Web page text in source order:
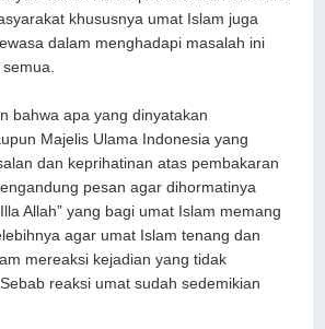
khususnya umat Islam juga
dalam menghadapi masalah ini
bahwa apa yang dinyatakan
Majelis Ulama Indonesia yang
dan keprihatinan atas pembakaran
pesan agar dihormatinya
Allah” yang bagi umat Islam memang
agar umat Islam tenang dan
mereaksi kejadian yang tidak
reaksi umat sudah sedemikian